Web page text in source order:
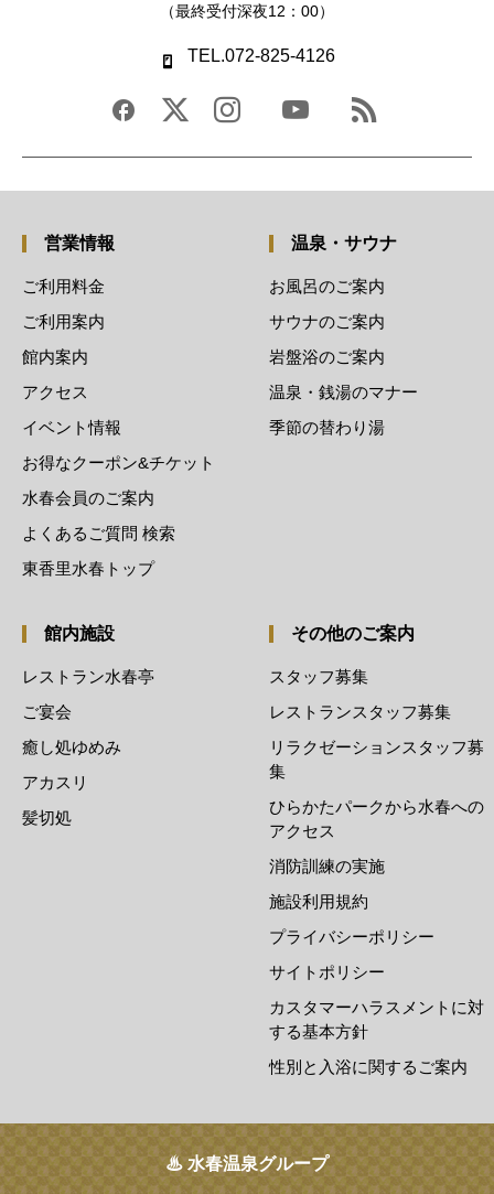
（最終受付深夜12：00）
TEL.072-825-4126
営業情報
ご利用料金
ご利用案内
館内案内
アクセス
イベント情報
お得なクーポン&チケット
水春会員のご案内
よくあるご質問 検索
東香里水春トップ
温泉・サウナ
お風呂のご案内
サウナのご案内
岩盤浴のご案内
温泉・銭湯のマナー
季節の替わり湯
館内施設
レストラン水春亭
ご宴会
癒し処ゆめみ
アカスリ
髪切処
その他のご案内
スタッフ募集
レストランスタッフ募集
リラクゼーションスタッフ募
集
ひらかたパークから水春への
アクセス
消防訓練の実施
施設利用規約
プライバシーポリシー
サイトポリシー
カスタマーハラスメントに対
する基本方針
性別と入浴に関するご案内
♨ 水春温泉グループ